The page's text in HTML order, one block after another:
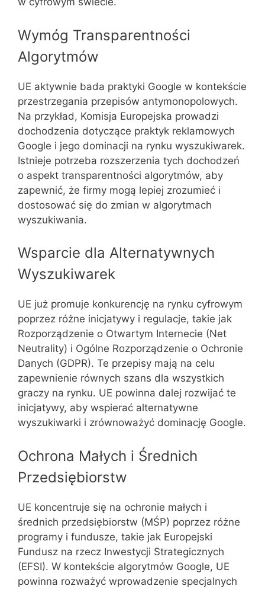
Wymóg Transparentności
Algorytmów
UE aktywnie bada praktyki Google w kontekście
przestrzegania przepisów antymonopolowych.
Na przykład, Komisja Europejska prowadzi
dochodzenia dotyczące praktyk reklamowych
Google i jego dominacji na rynku wyszukiwarek.
Istnieje potrzeba rozszerzenia tych dochodzeń
o aspekt transparentności algorytmów, aby
zapewnić, że firmy mogą lepiej zrozumieć i
dostosować się do zmian w algorytmach
wyszukiwania.
Wsparcie dla Alternatywnych
Wyszukiwarek
UE już promuje konkurencję na rynku cyfrowym
poprzez różne inicjatywy i regulacje, takie jak
Rozporządzenie o Otwartym Internecie (Net
Neutrality) i Ogólne Rozporządzenie o Ochronie
Danych (GDPR). Te przepisy mają na celu
zapewnienie równych szans dla wszystkich
graczy na rynku. UE powinna dalej rozwijać te
inicjatywy, aby wspierać alternatywne
wyszukiwarki i zrównoważyć dominację Google.
Ochrona Małych i Średnich
Przedsiębiorstw
UE koncentruje się na ochronie małych i
średnich przedsiębiorstw (MŚP) poprzez różne
programy i fundusze, takie jak Europejski
Fundusz na rzecz Inwestycji Strategicznych
(EFSI). W kontekście algorytmów Google, UE
powinna rozważyć wprowadzenie specjalnych